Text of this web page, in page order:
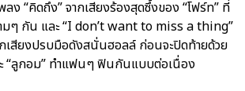
ลง “คิดถึง” จากเสียงร้องสุดซึ้งของ “โฟร์ท” ที่
มๆ กัน และ “I don’t want to miss a thing”
กเสียงปรบมือดังสนั่นฮอลล์ ก่อนจะปิดท้ายด้วย
“ลูกอม” ทำแฟนๆ ฟินกันแบบต่อเนื่อง